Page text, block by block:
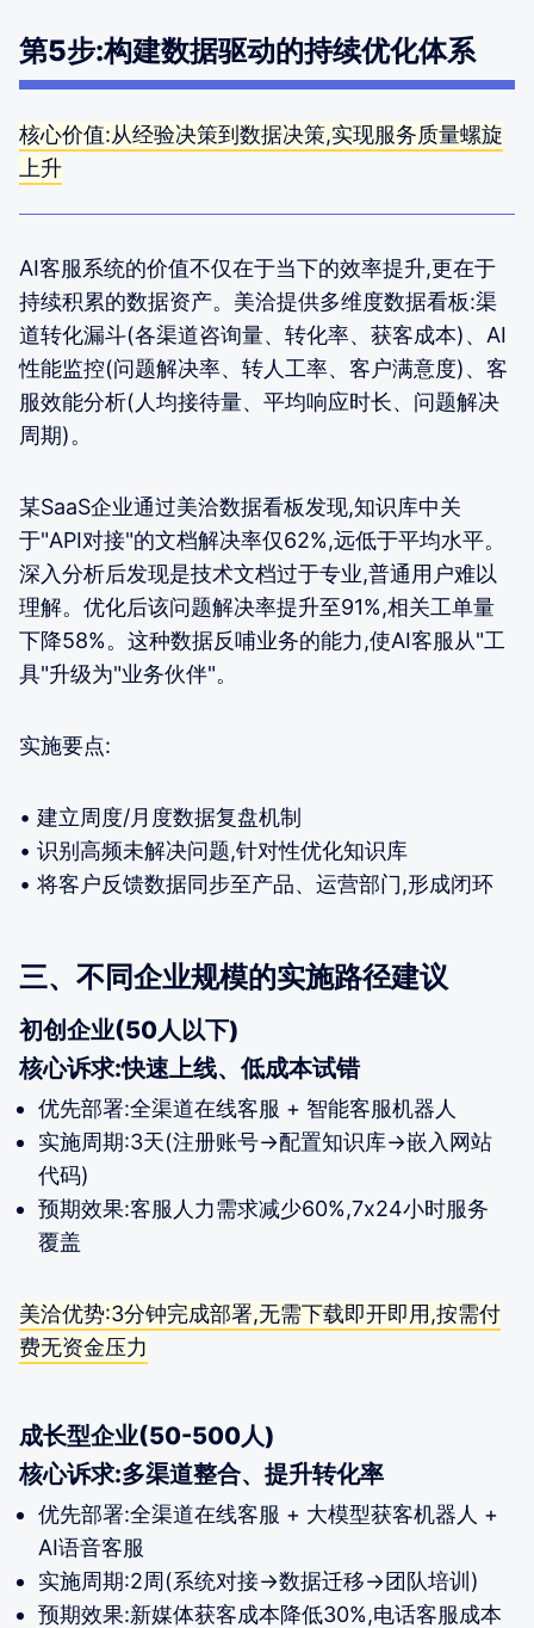
第5步:构建数据驱动的持续优化体系
核心价值:从经验决策到数据决策,实现服务质量螺旋
上升
AI客服系统的价值不仅在于当下的效率提升,更在于
持续积累的数据资产。美洽提供多维度数据看板:渠
道转化漏斗(各渠道咨询量、转化率、获客成本)、AI
性能监控(问题解决率、转人工率、客户满意度)、客
服效能分析(人均接待量、平均响应时长、问题解决
周期)。
某SaaS企业通过美洽数据看板发现,知识库中关
于"API对接"的文档解决率仅62%,远低于平均水平。
深入分析后发现是技术文档过于专业,普通用户难以
理解。优化后该问题解决率提升至91%,相关工单量
下降58%。这种数据反哺业务的能力,使AI客服从"工
具"升级为"业务伙伴"。
实施要点:
• 建立周度/月度数据复盘机制
• 识别高频未解决问题,针对性优化知识库
• 将客户反馈数据同步至产品、运营部门,形成闭环
三、不同企业规模的实施路径建议
初创企业(50人以下)
核心诉求:快速上线、低成本试错
优先部署:全渠道在线客服 + 智能客服机器人
实施周期:3天(注册账号→配置知识库→嵌入网站
代码)
预期效果:客服人力需求减少60%,7x24小时服务
覆盖
美洽优势:3分钟完成部署,无需下载即开即用,按需付
费无资金压力
成长型企业(50-500人)
核心诉求:多渠道整合、提升转化率
优先部署:全渠道在线客服 + 大模型获客机器人 +
AI语音客服
实施周期:2周(系统对接→数据迁移→团队培训)
预期效果:新媒体获客成本降低30%,电话客服成本